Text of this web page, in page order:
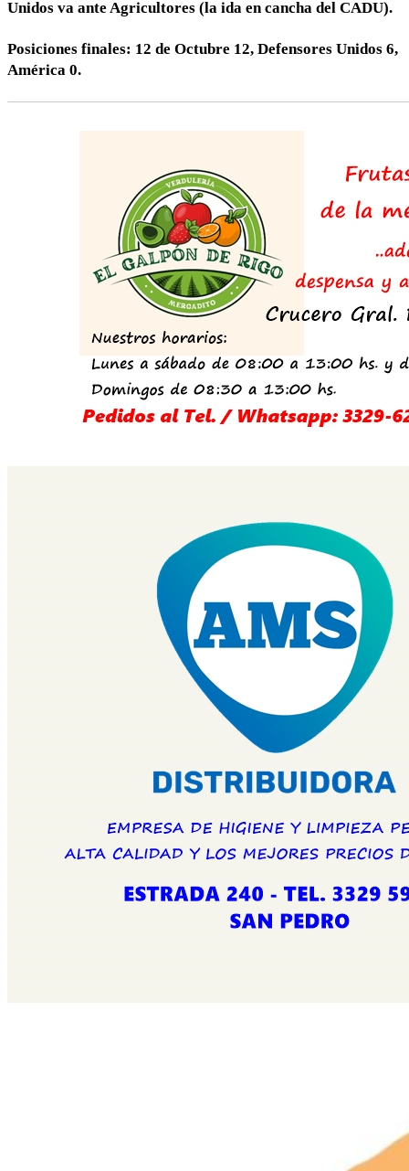
Unidos va ante Agricultores (la ida en cancha del CADU).
Posiciones finales: 12 de Octubre 12, Defensores Unidos 6,
América 0.